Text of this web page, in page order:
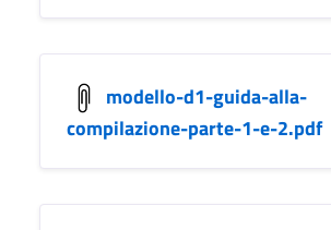
modello-d1-guida-alla-
compilazione-parte-1-e-2.pdf